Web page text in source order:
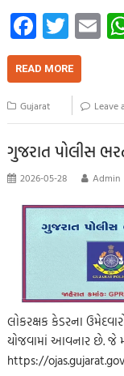
Fa
ce
b
o
o
k
T
wi
tt
er
E
m
READ MORE
Gujarat Leave
ગુજરાત પોલીસ
2026-05-28 Admin
લોકરક્ષક કેડરના
યોજવામાં આવનાર છે. જે
https://